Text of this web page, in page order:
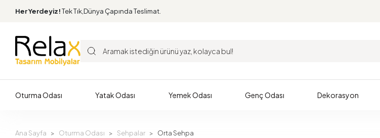
Her Yerdeyiz!Tek Tık,Dünya Çapında Teslimat.
Oturma Odası Yatak Odası Yemek Odası Genç Odası Dekorasyon
Ana Sayfa Oturma Odası Sehpalar Orta Sehpa